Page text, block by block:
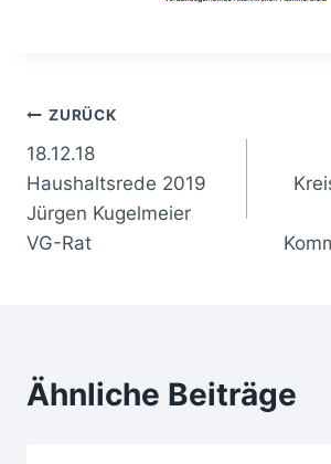
Beitragsnavigation
ZURÜCK
18.12.18
Haushaltsrede 2019
Jürgen Kugelmeier
VG-Rat
Ähnliche Beiträge